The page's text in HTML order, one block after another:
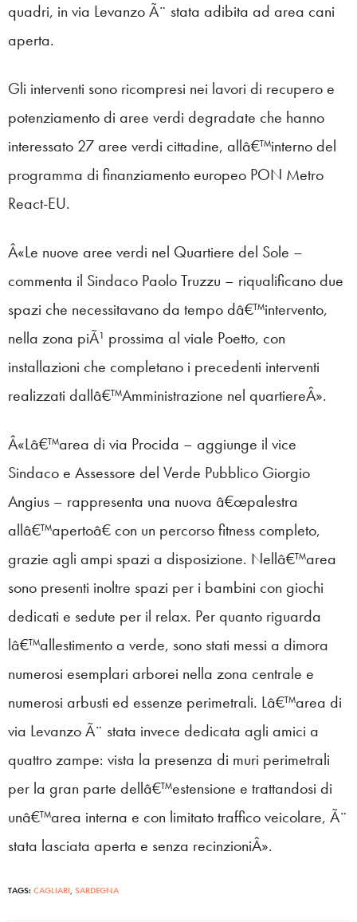
quadri, in via Levanzo Ã¨ stata adibita ad area cani
aperta.
Gli interventi sono ricompresi nei lavori di recupero e
potenziamento di aree verdi degradate che hanno
interessato 27 aree verdi cittadine, allâ€™interno del
programma di finanziamento europeo PON Metro
React-EU.
Â«Le nuove aree verdi nel Quartiere del Sole –
commenta il Sindaco Paolo Truzzu – riqualificano due
spazi che necessitavano da tempo dâ€™intervento,
nella zona piÃ¹ prossima al viale Poetto, con
installazioni che completano i precedenti interventi
realizzati dallâ€™Amministrazione nel quartiereÂ».
Â«Lâ€™area di via Procida – aggiunge il vice
Sindaco e Assessore del Verde Pubblico Giorgio
Angius – rappresenta una nuova â€œpalestra
allâ€™apertoâ€ con un percorso fitness completo,
grazie agli ampi spazi a disposizione. Nellâ€™area
sono presenti inoltre spazi per i bambini con giochi
dedicati e sedute per il relax. Per quanto riguarda
lâ€™allestimento a verde, sono stati messi a dimora
numerosi esemplari arborei nella zona centrale e
numerosi arbusti ed essenze perimetrali. Lâ€™area di
via Levanzo Ã¨ stata invece dedicata agli amici a
quattro zampe: vista la presenza di muri perimetrali
per la gran parte dellâ€™estensione e trattandosi di
unâ€™area interna e con limitato traffico veicolare, Ã¨
stata lasciata aperta e senza recinzioniÂ».
TAGS: CAGLIARI, SARDEGNA